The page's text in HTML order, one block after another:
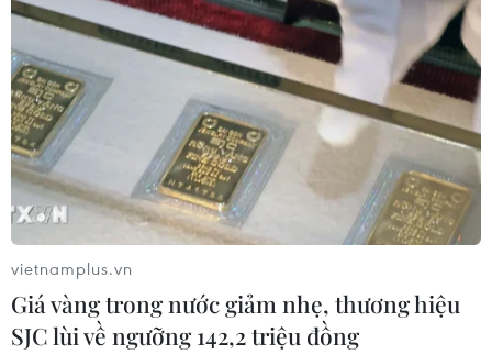
Bộ đội biên phòng chắp cánh ước mơ cho
trẻ em nghèo vùng biên giới
16/08/2022 01:33
vietnamplus.vn
Giá vàng trong nước giảm nhẹ, thương hiệu
SJC lùi về ngưỡng 142,2 triệu đồng